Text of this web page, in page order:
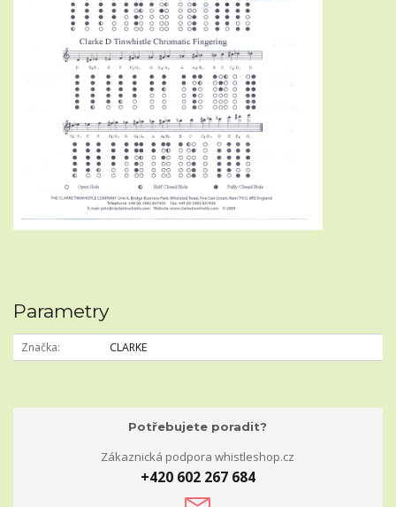
Parametry
Značka CLARKE
Potřebujete poradit?
Zákaznická podpora whistleshop.cz
+420 602 267 684